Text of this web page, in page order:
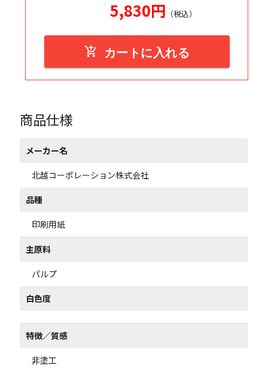
5,830円 （税込）
add_shopping_cart カートに入れる
商品仕様
メーカー名
北越コーポレーション株式会社
品種
印刷用紙
主原料
パルプ
白色度
特徴／質感
非塗工